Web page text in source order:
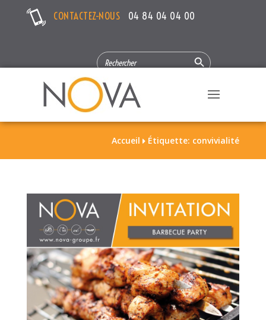
CONTACTEZ-NOUS 04 84 04 04 00
SEARCH
FOR:
Search Button
Accueil  Étiquette: convivialité